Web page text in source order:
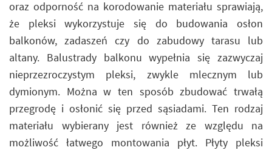
oraz odporność na korodowanie materiału sprawiają,
że pleksi wykorzystuje się do budowania osłon
balkonów, zadaszeń czy do zabudowy tarasu lub
altany. Balustrady balkonu wypełnia się zazwyczaj
nieprzezroczystym pleksi, zwykle mlecznym lub
dymionym. Można w ten sposób zbudować trwałą
przegrodę i osłonić się przed sąsiadami. Ten rodzaj
materiału wybierany jest również ze względu na
możliwość łatwego montowania płyt. Płyty pleksi